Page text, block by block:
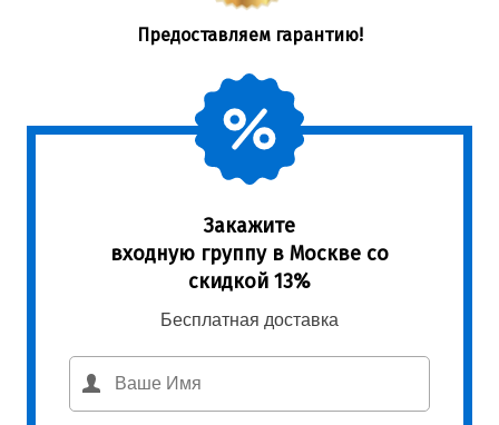
Предоставляем гарантию!
Закажите
входную группу в Москве со
скидкой 13%
Бесплатная доставка